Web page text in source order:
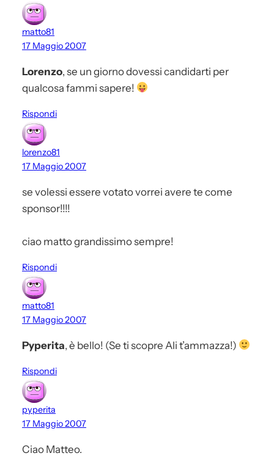
matto81
17 Maggio 2007
Lorenzo, se un giorno dovessi candidarti per
qualcosa fammi sapere!
Rispondi
lorenzo81
17 Maggio 2007
se volessi essere votato vorrei avere te come
sponsor!!!!
ciao matto grandissimo sempre!
Rispondi
matto81
17 Maggio 2007
Pyperita, è bello! (Se ti scopre Ali t’ammazza!)
Rispondi
pyperita
17 Maggio 2007
Ciao Matteo.